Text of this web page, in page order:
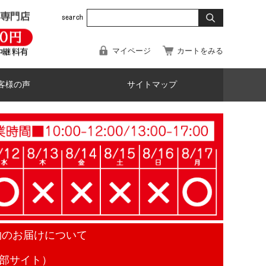
マイページ カートをみる
様の声 サイトマップ
お届けについて
サイト）